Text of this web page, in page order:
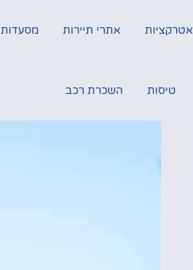
אטרקציות אתרי תיירות מסעדות
טיסות השכרת רכב